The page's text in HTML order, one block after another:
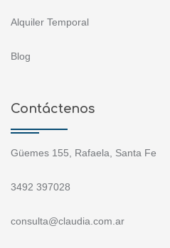
Alquiler Temporal
Blog
Contáctenos
Güemes 155, Rafaela, Santa Fe
3492 397028
consulta@claudia.com.ar